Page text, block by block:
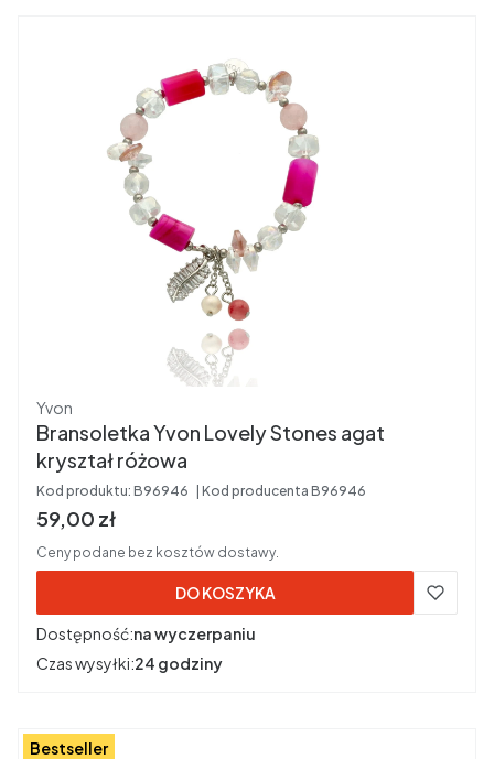
Producent
Yvon
Bransoletka Yvon Lovely Stones agat
kryształ różowa
Kod produktu: B96946 Kod producenta B96946
Cena brutto
59,00 zł
Ceny podane bez kosztów dostawy.
DO KOSZYKA
Dostępność:na wyczerpaniu
Czas wysyłki:24 godziny
Bestseller